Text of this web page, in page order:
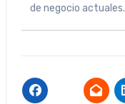
de negocio actuales.